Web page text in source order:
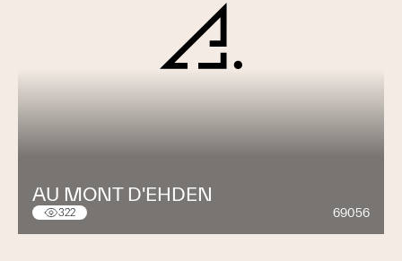
AU MONT D'EHDEN
322 69056